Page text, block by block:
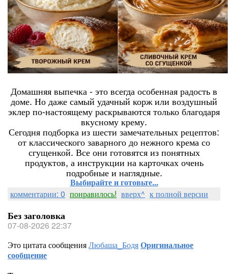
Домашняя выпечка - это всегда особенная радость в
доме. Но даже самый удачный корж или воздушный
эклер по-настоящему раскрываются только благодаря
вкусному крему.
Сегодня подборка из шести замечательных рецептов:
от классического заварного до нежного крема со
сгущенкой. Все они готовятся из понятных
продуктов, а инструкции на карточках очень
подробные и наглядные.
Выбирайте и готовьте...
комментарии: 0 понравилось! вверх^ к полной версии
Без заголовка
07-08-2026 22:37
Это цитата сообщенияЛюбаша_БодяОригинальное
сообщение